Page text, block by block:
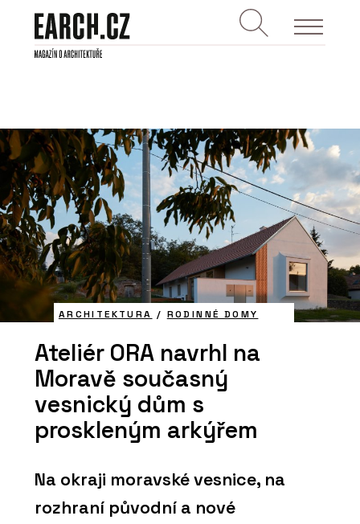
ARCHITEKTURA / RODINNÉ DOMY
Ateliér ORA navrhl na
Moravě současný
vesnický dům s
proskleným arkýřem
Na okraji moravské vesnice, na
rozhraní původní a nové